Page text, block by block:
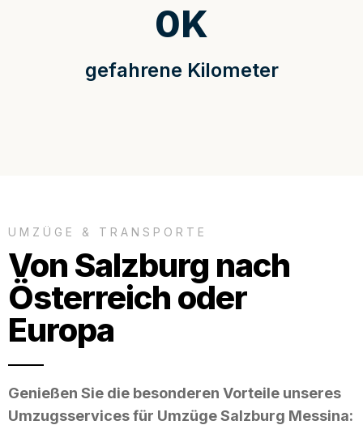
gefahrene Kilometer
0K
UMZÜGE & TRANSPORTE
Von Salzburg nach
Österreich oder
Europa
Genießen Sie die besonderen Vorteile unseres
Umzugsservices für Umzüge Salzburg Messina: